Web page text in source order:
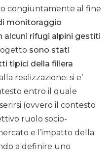
congiuntamente al fine
monitoraggio
alcuni rifugi alpini gestiti
sono stati
tipici della filiera
realizzazione: si e’
entro il quale
(ovvero il contesto
ruolo socio-
e l’impatto della
a definire uno